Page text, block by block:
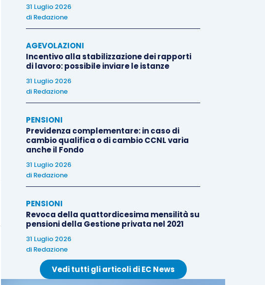
31 Luglio 2026
di Redazione
AGEVOLAZIONI
Incentivo alla stabilizzazione dei rapporti
di lavoro: possibile inviare le istanze
31 Luglio 2026
di Redazione
PENSIONI
Previdenza complementare: in caso di
cambio qualifica o di cambio CCNL varia
anche il Fondo
31 Luglio 2026
di Redazione
PENSIONI
Revoca della quattordicesima mensilità su
pensioni della Gestione privata nel 2021
31 Luglio 2026
di Redazione
Vedi tutti gli articoli di EC News